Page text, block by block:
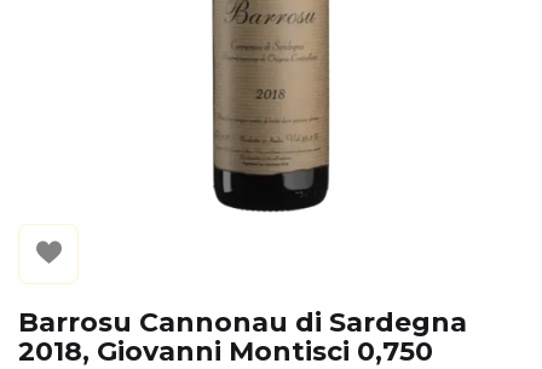
Barrosu Cannonau di Sardegna
2018, Giovanni Montisci 0,750